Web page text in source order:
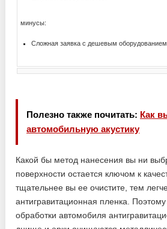
минусы:
Сложная заявка с дешевым оборудованием.
Полезно также почитать: Как
автомобильную акустику
Какой бы метод нанесения вы ни
поверхности остается ключом к
тщательнее вы ее очистите, тем
антигравитационная пленка.
обработки автомобиля